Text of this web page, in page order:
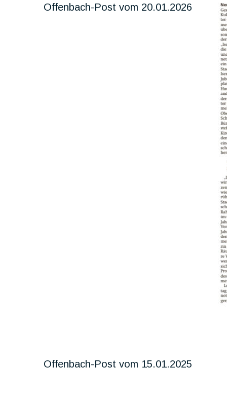
Offenbach-Post vom 15.01.2025
Offenbach-Post vom 20.01.2026